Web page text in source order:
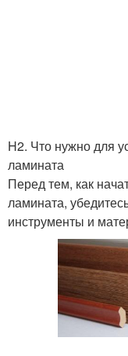
H2. Что нужно для
ламината
Перед тем, как
ламината,
инструменты и